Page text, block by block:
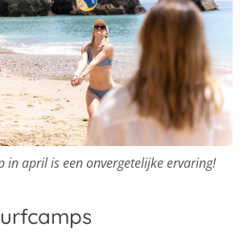
in april is een onvergetelijke ervaring!